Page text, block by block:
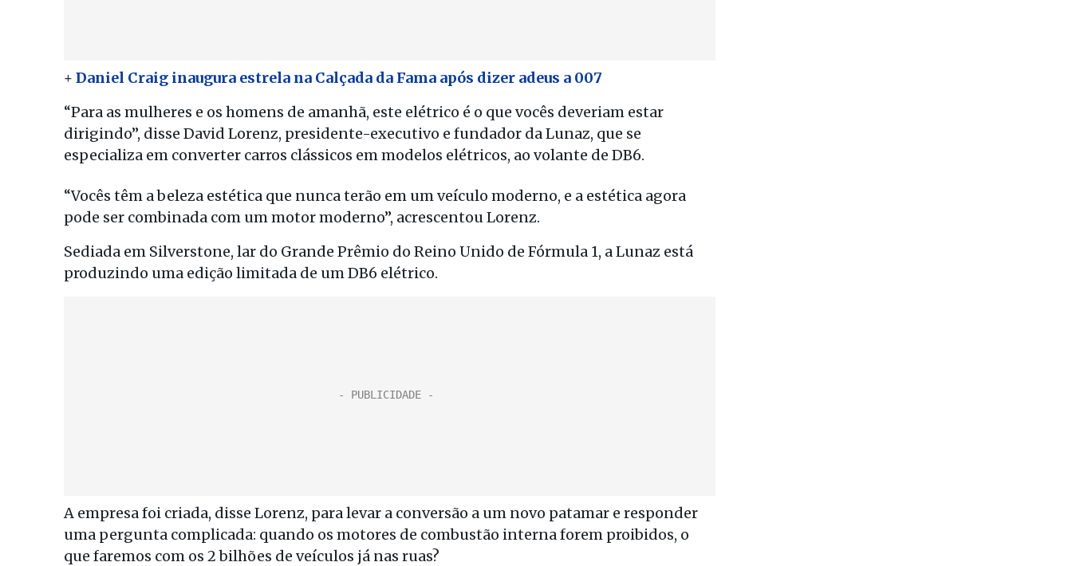
+ Daniel Craig inaugura estrela na Calçada da Fama após dizer adeus a 007
“Para as mulheres e os homens de amanhã, este elétrico é o que vocês deveriam estar
dirigindo”, disse David Lorenz, presidente-executivo e fundador da Lunaz, que se
especializa em converter carros clássicos em modelos elétricos, ao volante de DB6.
“Vocês têm a beleza estética que nunca terão em um veículo moderno, e a estética agora
pode ser combinada com um motor moderno”, acrescentou Lorenz.
Sediada em Silverstone, lar do Grande Prêmio do Reino Unido de Fórmula 1, a Lunaz está
produzindo uma edição limitada de um DB6 elétrico.
A empresa foi criada, disse Lorenz, para levar a conversão a um novo patamar e responder
uma pergunta complicada: quando os motores de combustão interna forem proibidos, o
que faremos com os 2 bilhões de veículos já nas ruas?